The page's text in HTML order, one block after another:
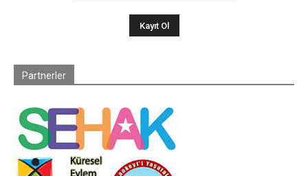
Partnerler